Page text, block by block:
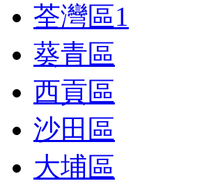
荃灣區1
葵青區
西貢區
沙田區
大埔區